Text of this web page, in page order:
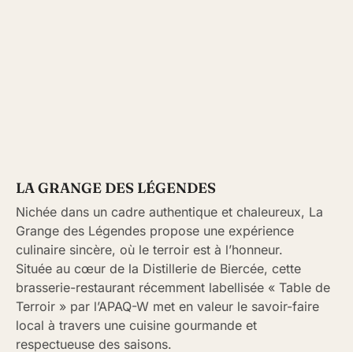
LA GRANGE DES LÉGENDES
Nichée dans un cadre authentique et chaleureux, La
Grange des Légendes propose une expérience
culinaire sincère, où le terroir est à l’honneur.
Située au cœur de la Distillerie de Biercée, cette
brasserie-restaurant récemment labellisée « Table de
Terroir » par l’APAQ-W met en valeur le savoir-faire
local à travers une cuisine gourmande et
respectueuse des saisons.